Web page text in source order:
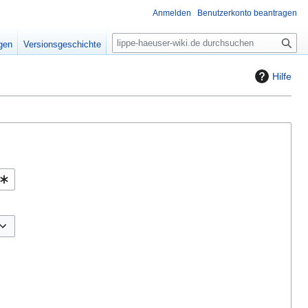
Hilfe
Anmelden Benutzerkonto beantragen
Versionsgeschichte
S
u
e